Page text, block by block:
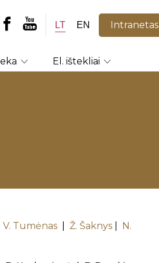
LT EN Intranetas
El. ištekliai
V. Tumėnas Ž. Šaknys
N.